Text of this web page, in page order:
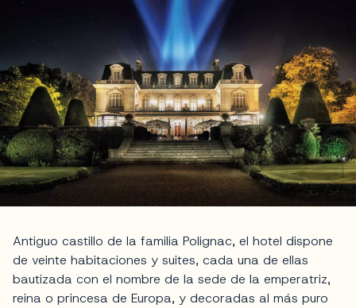
Antiguo castillo de la familia Polignac, el hotel dispone
de veinte habitaciones y suites, cada una de ellas
bautizada con el nombre de la sede de la emperatriz,
reina o princesa de Europa, y decoradas al más puro